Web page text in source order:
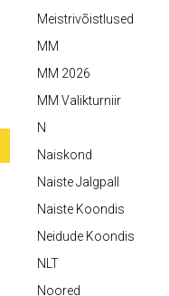
Meistrivõistlused
MM
MM 2026
MM Valikturniir
N
Naiskond
Naiste Jalgpall
Naiste Koondis
Neidude Koondis
NLT
Noored